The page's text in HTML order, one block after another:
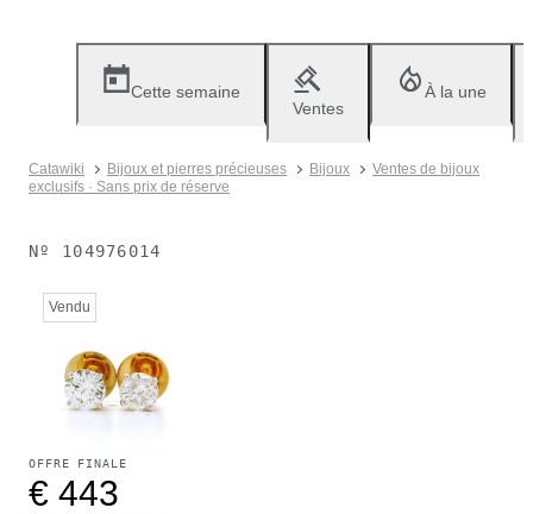
Cette semaine
Ventes
À la une
Catawiki Bijoux et pierres précieuses Bijoux
Ventes de bijoux
exclusifs · Sans prix de réserve
Nº 104976014
Vendu
OFFRE FINALE
€ 443